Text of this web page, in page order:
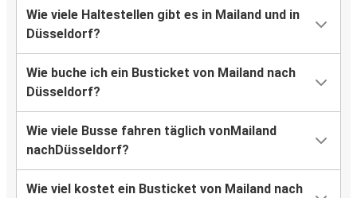
Wie viele Haltestellen gibt es in Mailand und in
Düsseldorf?
Wie buche ich ein Busticket von Mailand nach
Düsseldorf?
Wie viele Busse fahren täglich vonMailand
nachDüsseldorf?
Wie viel kostet ein Busticket von Mailand nach